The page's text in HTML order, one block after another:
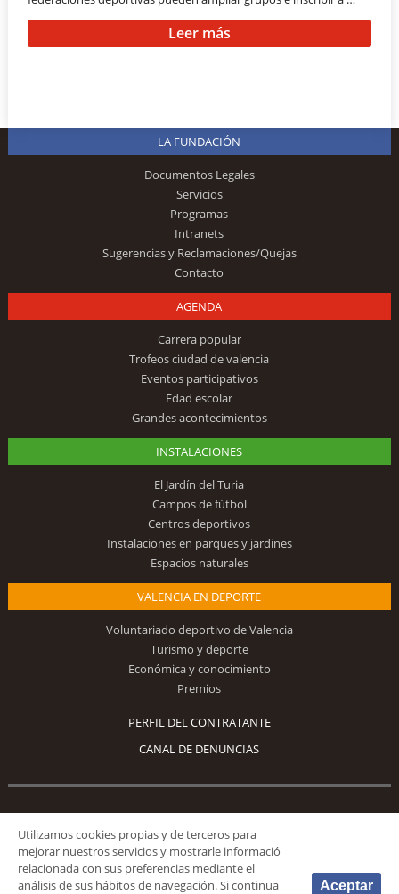
Leer más
LA FUNDACIÓN
Documentos Legales
Servicios
Programas
Intranets
Sugerencias y Reclamaciones/Quejas
Contacto
AGENDA
Carrera popular
Trofeos ciudad de valencia
Eventos participativos
Edad escolar
Grandes acontecimientos
INSTALACIONES
El Jardín del Turia
Campos de fútbol
Centros deportivos
Instalaciones en parques y jardines
Espacios naturales
VALENCIA EN DEPORTE
Voluntariado deportivo de Valencia
Turismo y deporte
Económica y conocimiento
Premios
PERFIL DEL CONTRATANTE
CANAL DE DENUNCIAS
Síguenos
Utilizamos cookies propias y de terceros para
mejorar nuestros servicios y mostrarle informació
relacionada con sus preferencias mediante el
análisis de sus hábitos de navegación. Si continua
Aceptar